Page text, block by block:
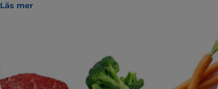
Läs mer